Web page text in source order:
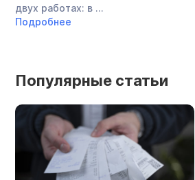
двух работах: в ...
Подробнее
Популярные статьи